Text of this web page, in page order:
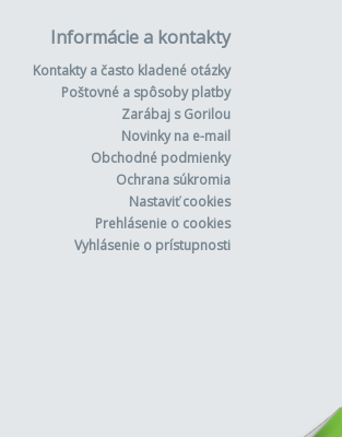
Informácie a kontakty
Kontakty a často kladené otázky
Poštovné a spôsoby platby
Zarábaj s Gorilou
Novinky na e-mail
Obchodné podmienky
Ochrana súkromia
Nastaviť cookies
Prehlásenie o cookies
Vyhlásenie o prístupnosti